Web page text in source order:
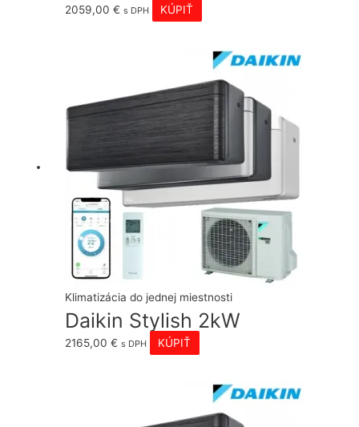
2059,00€ s DPH KÚPIŤ
Klimatizácia do jednej miestnosti
Daikin Stylish 2kW
2165,00€ s DPH KÚPIŤ